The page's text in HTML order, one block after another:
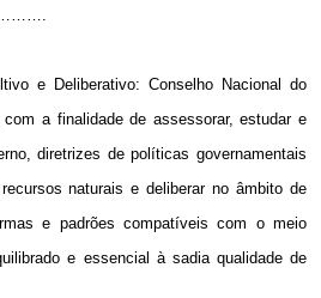
e Deliberativo: Conselho Nacional do
a finalidade de assessorar, estudar e
diretrizes de políticas governamentais
naturais e deliberar no âmbito de
e padrões compatíveis com o meio
e essencial à sadia qualidade de